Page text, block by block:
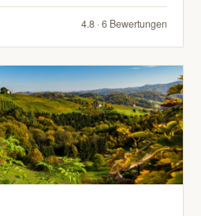
4.8 · 6 Bewertungen